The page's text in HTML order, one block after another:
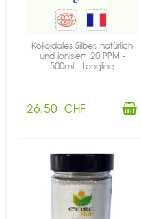
Kolloidales Silber, natürlich
und ionisiert, 20 PPM -
500ml - Longline
26,50 CHF